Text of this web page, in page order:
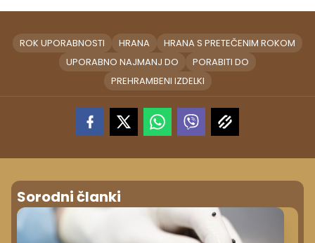
ROK UPORABNOSTI HRANA
HRANA S PRETEČENIM ROKOM
UPORABNO NAJMANJ DO
PORABITI DO
PREHRAMBENI IZDELKI
Sorodni članki